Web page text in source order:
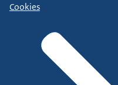
Cookies